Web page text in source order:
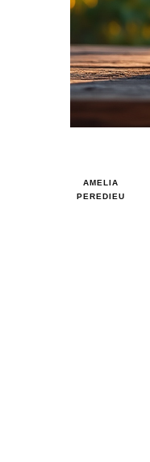
AMELIA
PEREDIEU